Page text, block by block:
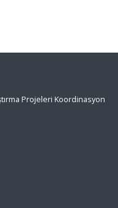
Projeleri Koordinasyon